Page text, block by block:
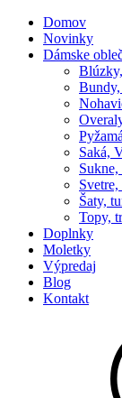
Domov
Novinky
Dámske
Pyžamá
Saká,
Šaty,
Topy,
Doplnky
Moletky
Výpredaj
Blog
Kontakt